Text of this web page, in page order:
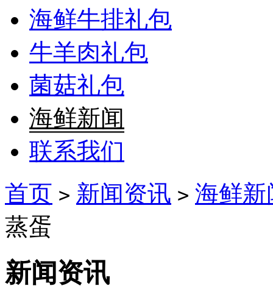
海鲜牛排礼包
牛羊肉礼包
菌菇礼包
海鲜新闻
联系我们
首页 > 新闻资讯 > 海鲜新
蒸蛋
新闻资讯